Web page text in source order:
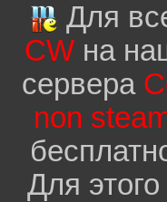
Для
CWна
сервера
non
Для